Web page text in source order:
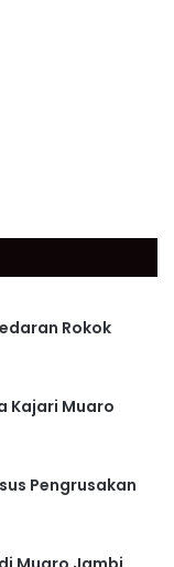
Rokok
Kajari Muaro
Pengrusakan